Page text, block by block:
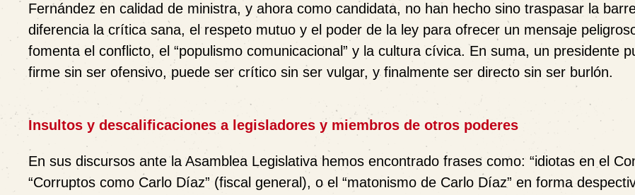
Fernández en calidad de ministra, y ahora como candidata, no han hecho sino traspasar la
diferencia la crítica sana, el respeto mutuo y el poder de la ley para ofrecer un mensaje
fomenta el conflicto, el “populismo comunicacional” y la cultura cívica. En suma, un presidente
firme sin ser ofensivo, puede ser crítico sin ser vulgar, y finalmente ser directo sin ser burlón.
Insultos y descalificaciones a legisladores y miembros de otros poderes
En sus discursos ante la Asamblea Legislativa hemos encontrado frases como: “idiotas en el
“Corruptos como Carlo Díaz” (fiscal general), o el “matonismo de Carlo Díaz” en forma